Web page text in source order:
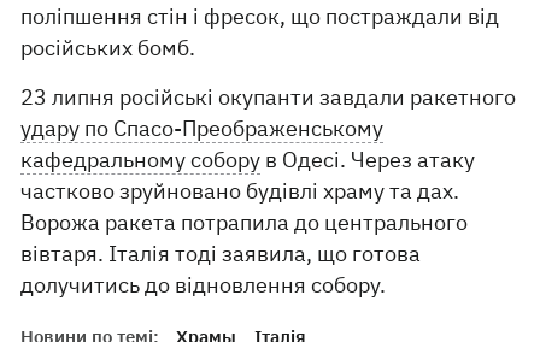
поліпшення стін і фресок, що постраждали від
російських бомб.
23 липня російські окупанти завдали ракетного
удару по Спасо-Преображенському
кафедральному собору в Одесі. Через атаку
частково зруйновано будівлі храму та дах.
Ворожа ракета потрапила до центрального
вівтаря. Італія тоді заявила, що готова
долучитись до відновлення собору.
Новини по темі: Храмы
Італія